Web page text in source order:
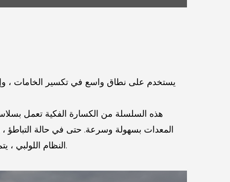
يستخدم على نطاق واسع في تكسير الخامات ،
هذه السلسلة من الكسارة الفكية تعمل
المعدات بسهولة وسرعة. حتى في حالة
النظام اللولبي ، يتم تحقيق الأتمتة ، وهي أبسط وأكثر أمانًا وأسرع من نظام تعديل التفريغ من نوع حشية الكسارة الفكية التقليدية.